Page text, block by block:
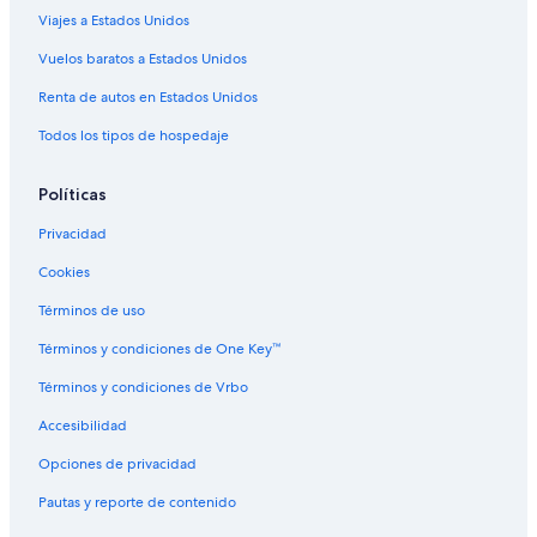
Hoteles baratos en Revelstoke
Hoteles que aceptan mascotas en Revelstoke
B&B en Nelson
Cabañas en Nelson
Resorts en Nelson
Hoteles de lujo en Nelson
Hoteles en la playa en Nelson
Hoteles con aguas termales en Nelson
Hoteles con aire acondicionado en Nelson
Hoteles con bar en Nelson
Hoteles con cocina en Nelson
Hoteles con alberca en Nelson
Viajes a Estados Unidos
Vuelos baratos a Estados Unidos
Renta de autos en Estados Unidos
Todos los tipos de hospedaje
Políticas
Privacidad
Cookies
Términos de uso
Términos y condiciones de One Key™
Términos y condiciones de Vrbo
Accesibilidad
Opciones de privacidad
Pautas y reporte de contenido